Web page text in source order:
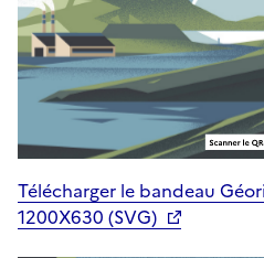
Télécharger le bandeau
1200X630 (SVG)